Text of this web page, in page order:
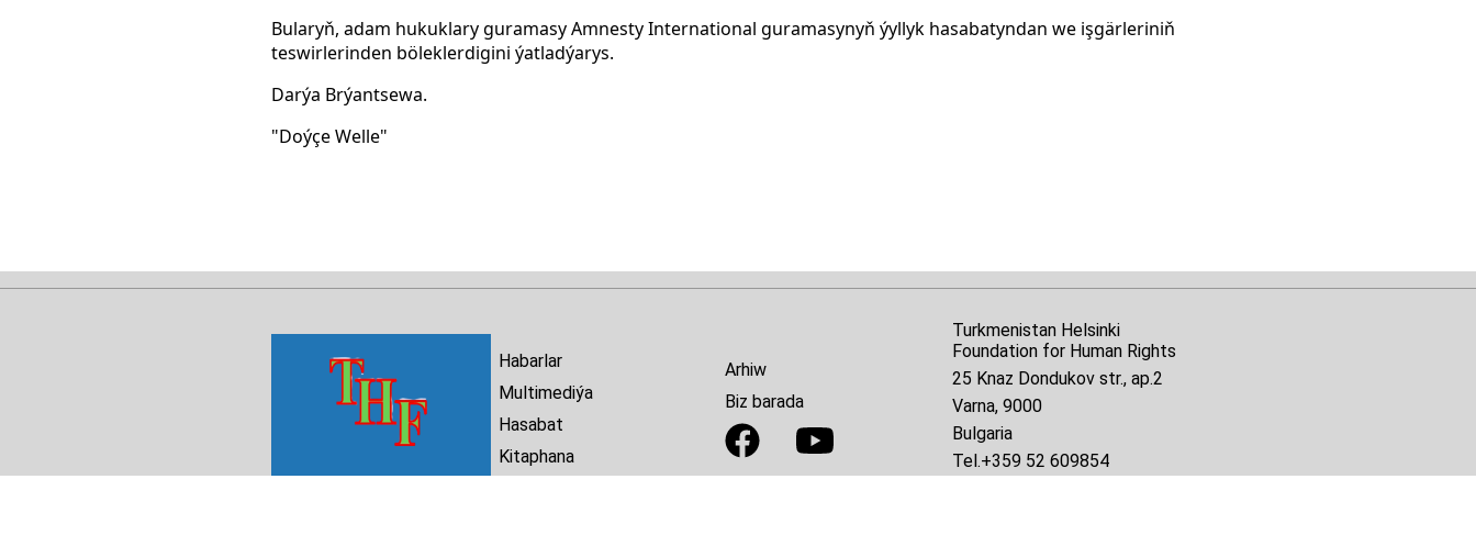
Bularyň, adam hukuklary guramasy Amnesty International guramasynyň ýyllyk hasabatyndan we işgärleriniň
teswirlerinden böleklerdigini ýatladýarys.
Darýa Brýantsewa.
"Doýçe Welle"
Habarlar
Multimediýa
Hasabat
Kitaphana
Arhiw
Biz barada
Turkmenistan Helsinki
Foundation for Human Rights
25 Knaz Dondukov str., ap.2
Varna, 9000
Bulgaria
Tel.+359 52 609854